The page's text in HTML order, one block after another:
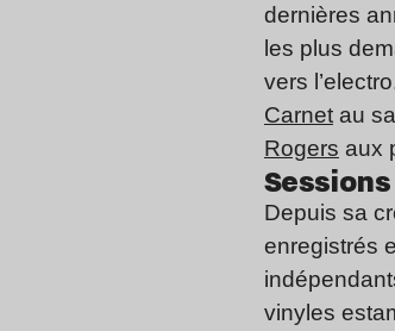
dernières
les plus
vers
Carnet au
Rogers aux
Depuis sa
enregistrés
vinyles